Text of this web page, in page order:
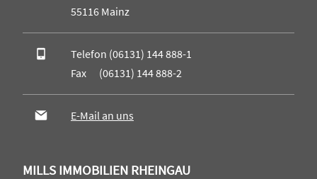
55116 Mainz
Telefon (06131) 144 888-1
Fax (06131) 144 888-2
E-Mail an uns
MILLS IMMOBILIEN RHEINGAU